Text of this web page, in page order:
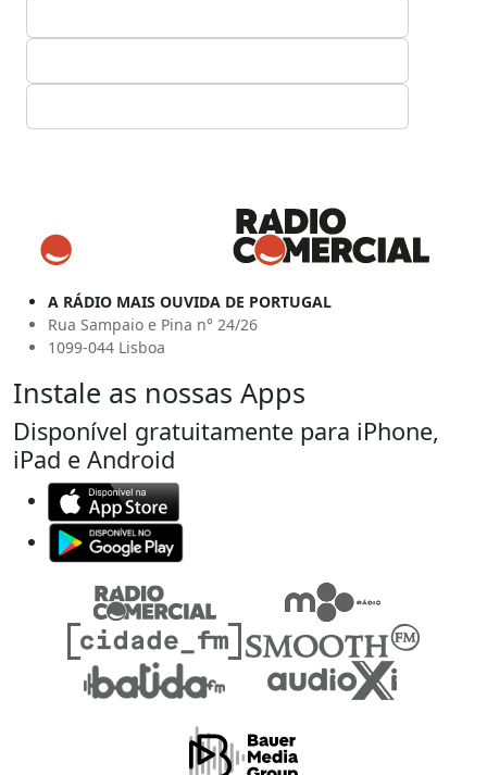
A RÁDIO MAIS OUVIDA DE PORTUGAL
Rua Sampaio e Pina n° 24/26
1099-044 Lisboa
Instale as nossas Apps
Disponível gratuitamente para iPhone,
iPad e Android